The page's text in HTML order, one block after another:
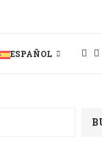
ESPAÑOL